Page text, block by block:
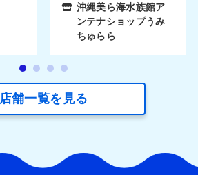
沖縄美ら海水族館ア
ンテナショップうみ
ちゅらら
店舗一覧を見る